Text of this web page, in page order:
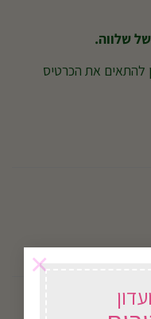
×
שלווה.
עסקיים- בקנייה מעל 100 ניתן להתאים את הכרטיס